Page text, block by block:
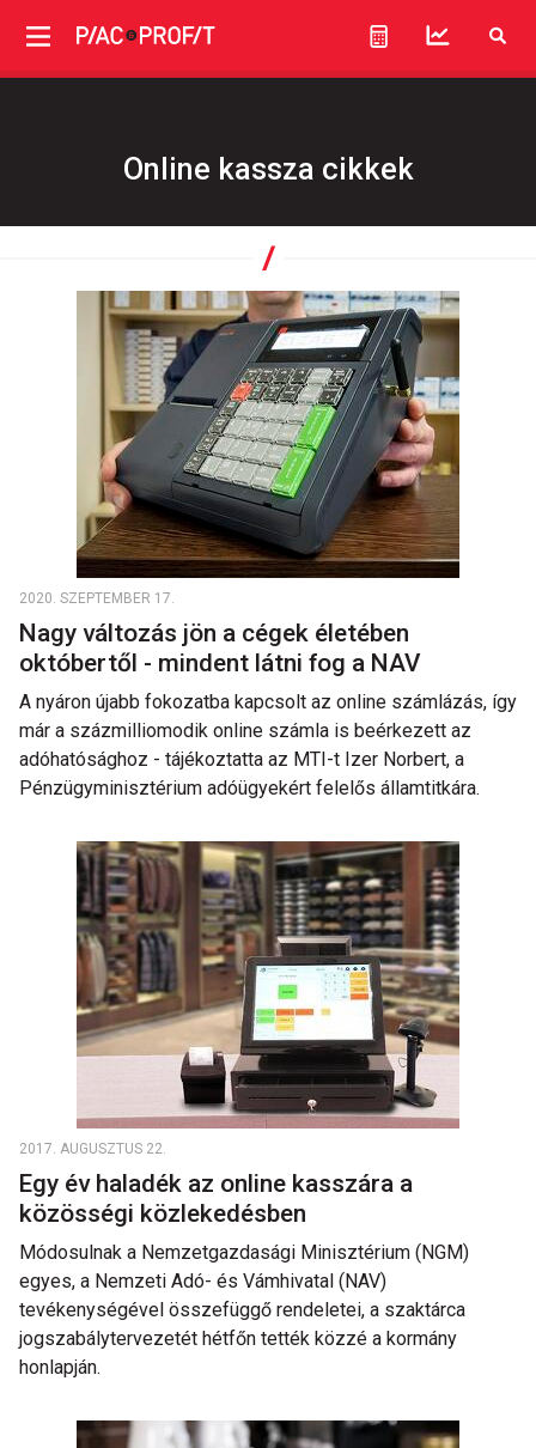
Online kassza cikkek
2020. SZEPTEMBER 17.
Nagy változás jön a cégek életében
októbertől - mindent látni fog a NAV
A nyáron újabb fokozatba kapcsolt az online számlázás, így
már a százmilliomodik online számla is beérkezett az
adóhatósághoz - tájékoztatta az MTI-t Izer Norbert, a
Pénzügyminisztérium adóügyekért felelős államtitkára.
2017. AUGUSZTUS 22.
Egy év haladék az online kasszára a
közösségi közlekedésben
Módosulnak a Nemzetgazdasági Minisztérium (NGM)
egyes, a Nemzeti Adó- és Vámhivatal (NAV)
tevékenységével összefüggő rendeletei, a szaktárca
jogszabálytervezetét hétfőn tették közzé a kormány
honlapján.